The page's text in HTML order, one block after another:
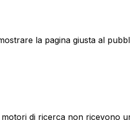
la pagina giusta al
di ricerca non ricevono